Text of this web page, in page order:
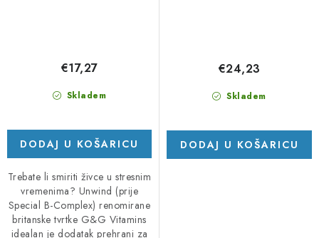
Skladem
€17,27
DODAJ U KOŠARICU
Trebate li smiriti živce u stresnim
vremenima? Unwind (prije
Special B-Complex) renomirane
britanske tvrtke G&G Vitamins
idealan je dodatak prehrani za
Skladem
€24,23
DODAJ U KOŠARICU